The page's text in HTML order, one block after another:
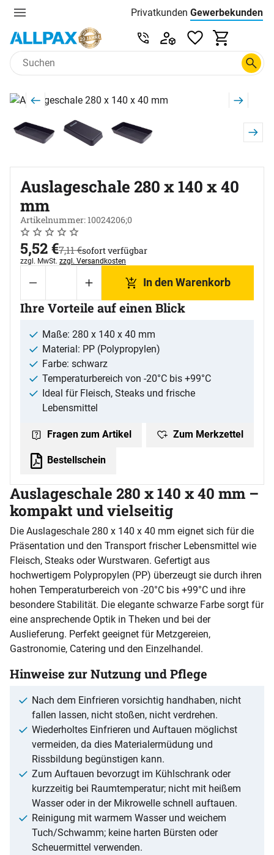
Menu Privatkunden Preisliste:
Gewerbekunden
Zum Hauptinhalt springen
Service & Beratung unter
Produktgalerie
Zur Kaufbox springen
Auslageschale 280 x 140 x 40
mm
Artikelnummer: 10024206;0
Noch keine Bewertungen abgegeben
0 Bewertungen
jetzt:
5,52€statt:
7,11€sofort verfügbar
Steuerhinweis:
zzgl. MwSt. zzgl. Versandkosten
In den Warenkorb
Ihre Vorteile auf einen Blick
Maße: 280 x 140 x 40 mm
Material: PP (Polypropylen)
Farbe: schwarz
Temperaturbereich von -20°C bis +99°C
Ideal für Fleisch, Steaks und frische
Lebensmittel
Fragen zum Artikel Zum Merkzettel
Bestellschein
Auslageschale 280 x 140 x 40 mm –
kompakt und vielseitig
Die Auslageschale 280 x 140 x 40 mm eignet sich für die
Präsentation und den Transport frischer Lebensmittel wie
Fleisch, Steaks oder Wurstwaren. Gefertigt aus
hochwertigem Polypropylen (PP) überzeugt sie durch ihren
hohen Temperaturbereich von -20°C bis +99°C und ihre
besondere Stabilität. Die elegante schwarze Farbe sorgt für
eine ansprechende Optik in Theken und bei der
Auslieferung. Perfekt geeignet für Metzgereien,
Gastronomie, Catering und den Einzelhandel.
Hinweise zur Nutzung und Pflege
Nach dem Einfrieren vorsichtig handhaben, nicht
fallen lassen, nicht stoßen, nicht verdrehen.
Wiederholtes Einfrieren und Auftauen möglichst
vermeiden, da dies Materialermüdung und
Rissbildung begünstigen kann.
Zum Auftauen bevorzugt im Kühlschrank oder
kurzzeitig bei Raumtemperatur; nicht mit heißem
Wasser oder in der Mikrowelle schnell auftauen.
Reinigung mit warmem Wasser und weichem
Tuch/Schwamm; keine harten Bürsten oder
Scheuermittel verwenden.